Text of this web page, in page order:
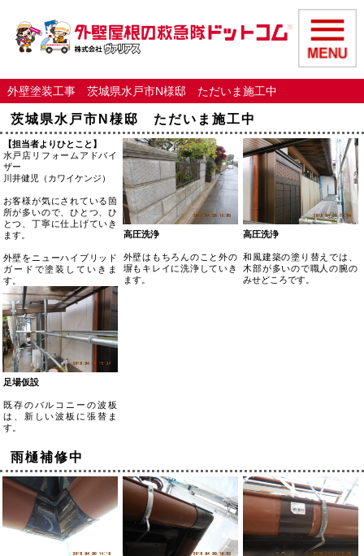
外壁塗装工事 茨城県水戸市N様邸 ただいま施工中
茨城県水戸市N様邸 ただいま施工中
【担当者よりひとこと】
水戸店リフォームアドバイ
ザー
川井健児（カワイケンジ）
お客様が気にされている箇
所が多いので、ひとつ、ひ
とつ、丁寧に仕上げていき
ます。
外壁をニューハイブリッド
ガードで塗装していきま
す。
高圧洗浄
外壁はもちろんのこと外の
塀もキレイに洗浄していき
ます。
高圧洗浄
和風建築の塗り替えでは、
木部が多いので職人の腕の
みせどころです。
足場仮設
既存のバルコニーの波板
は、新しい波板に張替ま
す。
雨樋補修中